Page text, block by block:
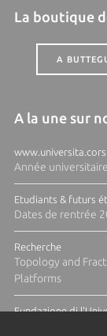
La boutique
A
A la une sur
Année
Etudiants & futurs
Dates de rentrée
Recherche
Topology and
Platforms
Fundazione di